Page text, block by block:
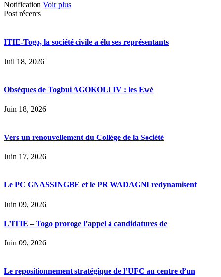
Notification Voir plus
Post récents
ITIE-Togo, la société civile a élu ses représentants
Juil 18, 2026
Obsèques de Togbui AGOKOLI IV : les Ewé
Juin 18, 2026
Vers un renouvellement du Collège de la Société
Juin 17, 2026
Le PC GNASSINGBE et le PR WADAGNI redynamisent
Juin 09, 2026
L’ITIE – Togo proroge l’appel à candidatures de
Juin 09, 2026
Le repositionnement stratégique de l’UFC au centre d’un